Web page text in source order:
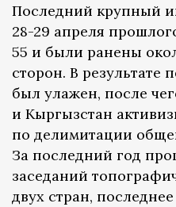
Последний крупный
28-29 апреля
55 и были ранены
сторон. В результате
был улажен, после
и Кыргызстан
по делимитации
За последний год
заседаний
двух стран,